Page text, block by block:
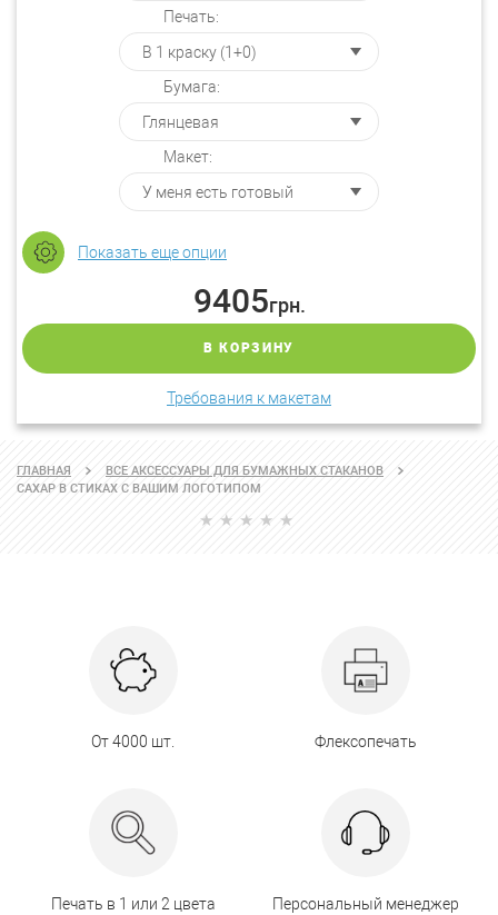
Печать:
Бумага:
Макет:
Показать еще опции
9405грн.
В КОРЗИНУ
Требования к макетам
ГЛАВНАЯ
ВСЕ АКСЕССУАРЫ ДЛЯ БУМАЖНЫХ СТАКАНОВ
САХАР В СТИКАХ С ВАШИМ ЛОГОТИПОМ
От 4000 шт. Флексопечать
Печать в 1 или 2 цвета Персональный менеджер